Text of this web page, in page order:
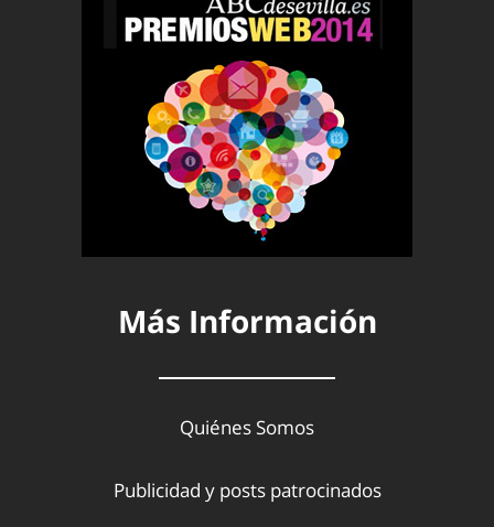
Más Información
Quiénes Somos
Publicidad y posts patrocinados